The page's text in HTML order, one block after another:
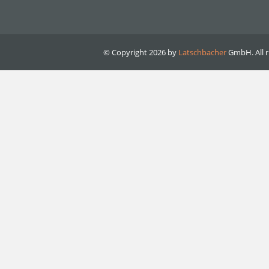
© Copyright 2026 by LatschbacherGmbH. All